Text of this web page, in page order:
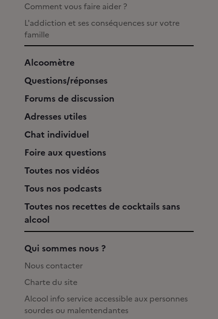
Comment vous faire aider ?
L'addiction et ses conséquences sur votre
famille
Alcoomètre
Questions/réponses
Forums de discussion
Adresses utiles
Chat individuel
Foire aux questions
Toutes nos vidéos
Tous nos podcasts
Toutes nos recettes de cocktails sans
alcool
Qui sommes nous ?
Nous contacter
Charte du site
Alcool info service accessible aux personnes
sourdes ou malentendantes